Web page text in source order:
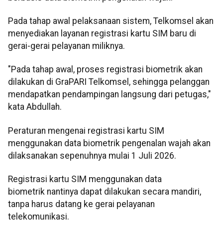
Pada tahap awal pelaksanaan sistem, Telkomsel akan
menyediakan layanan registrasi kartu SIM baru di
gerai-gerai pelayanan miliknya.
"Pada tahap awal, proses registrasi biometrik akan
dilakukan di GraPARI Telkomsel, sehingga pelanggan
mendapatkan pendampingan langsung dari petugas,"
kata Abdullah.
Peraturan mengenai registrasi kartu SIM
menggunakan data biometrik pengenalan wajah akan
dilaksanakan sepenuhnya mulai 1 Juli 2026.
Registrasi kartu SIM menggunakan data
biometrik nantinya dapat dilakukan secara mandiri,
tanpa harus datang ke gerai pelayanan
telekomunikasi.